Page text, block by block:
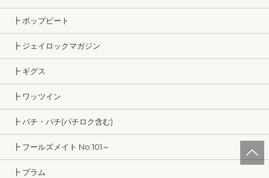
┣ ポップビート
┣ ジェイロックマガジン
┣ ギグス
┣ ワッツイン
┣ パチ・パチ(パチロク含む)
┣ フールズメイト No.101～
┣ プラム